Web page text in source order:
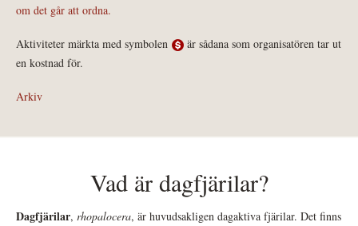
om det går att ordna.
Aktiviteter märkta med symbolen
är sådana som organisatören tar ut
en kostnad för.
Arkiv
Vad är dagfjärilar?
Dagfjärilar, rhopalocera, är huvudsakligen dagaktiva fjärilar. Det finns